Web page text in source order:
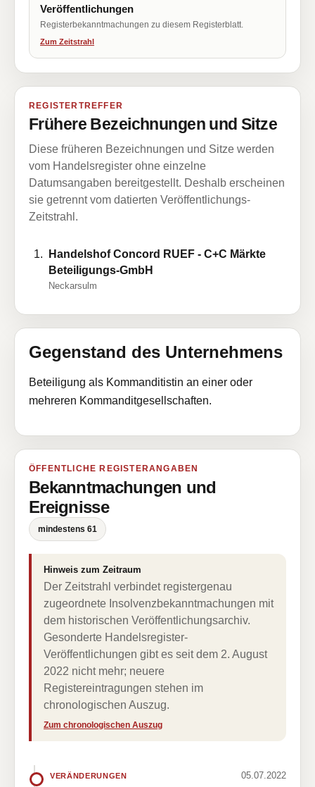
Veröffentlichungen
Registerbekanntmachungen zu diesem Registerblatt.
Zum Zeitstrahl
REGISTERTREFFER
Frühere Bezeichnungen und Sitze
Diese früheren Bezeichnungen und Sitze werden
vom Handelsregister ohne einzelne
Datumsangaben bereitgestellt. Deshalb erscheinen
sie getrennt vom datierten Veröffentlichungs-
Zeitstrahl.
Handelshof Concord RUEF - C+C Märkte
Beteiligungs-GmbH
Neckarsulm
Gegenstand des Unternehmens
Beteiligung als Kommanditistin an einer oder
mehreren Kommanditgesellschaften.
ÖFFENTLICHE REGISTERANGABEN
Bekanntmachungen und
Ereignisse
mindestens 61
Hinweis zum Zeitraum
Der Zeitstrahl verbindet registergenau
zugeordnete Insolvenzbekanntmachungen mit
dem historischen Veröffentlichungsarchiv.
Gesonderte Handelsregister-
Veröffentlichungen gibt es seit dem 2. August
2022 nicht mehr; neuere
Registereintragungen stehen im
chronologischen Auszug.
Zum chronologischen Auszug
VERÄNDERUNGEN 05.07.2022